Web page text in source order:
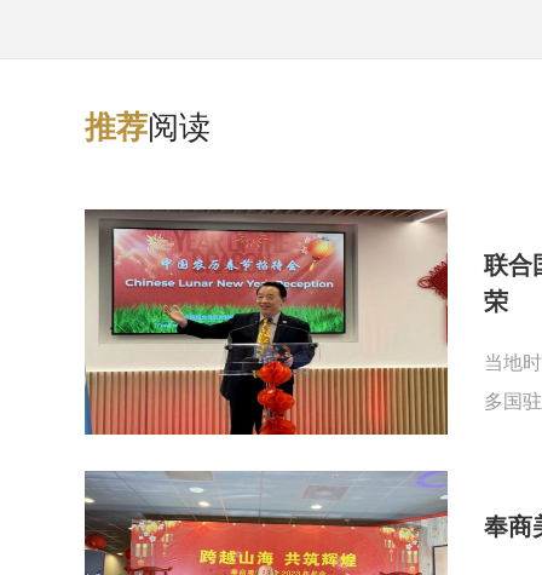
推荐阅读
联合
荣
当地
多国
奉商